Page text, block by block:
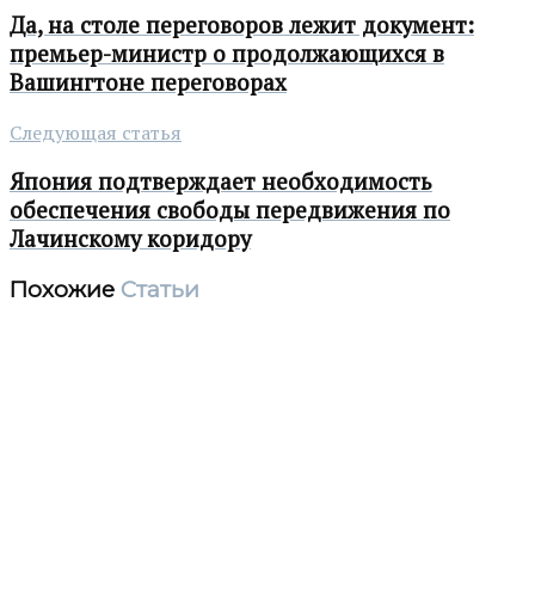
Да, на столе переговоров лежит документ:
премьер-министр о продолжающихся в
Вашингтоне переговорах
Следующая статья
Япония подтверждает необходимость
обеспечения свободы передвижения по
Лачинскому коридору
Похожие Статьи